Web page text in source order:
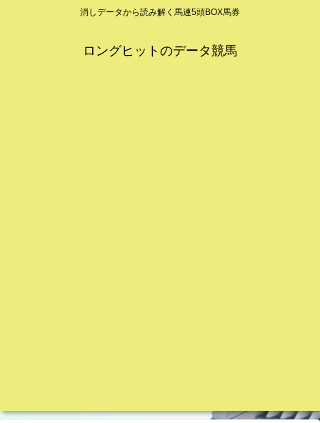
消しデータから読み解く馬連5頭BOX馬券
ロングヒットのデータ競馬